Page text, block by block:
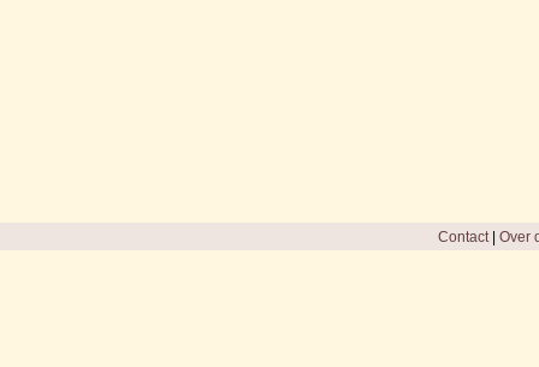
Contact| Over